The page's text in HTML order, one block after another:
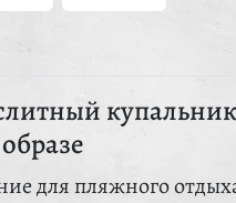
для пляжного